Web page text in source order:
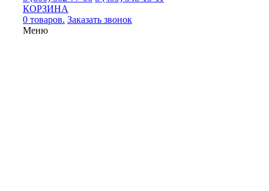
КОРЗИНА
0 товаров. Заказать звонок
Меню